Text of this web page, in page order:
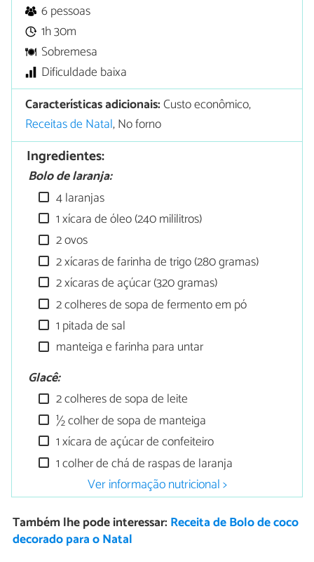
6 pessoas
1h 30m
Sobremesa
Dificuldade baixa
Características adicionais:Custo econômico,
Receitas de Natal, No forno
Ingredientes:
Bolo de laranja:
4 laranjas
1 xícara de óleo (240 mililitros)
2 ovos
2 xícaras de farinha de trigo (280 gramas)
2 xícaras de açúcar (320 gramas)
2 colheres de sopa de fermento em pó
1 pitada de sal
manteiga e farinha para untar
Glacê:
2 colheres de sopa de leite
½ colher de sopa de manteiga
1 xícara de açúcar de confeiteiro
1 colher de chá de raspas de laranja
Ver informação nutricional >
Também lhe pode interessar: Receita de Bolo de coco
decorado para o Natal